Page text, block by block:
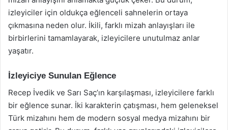
izleyiciler için oldukça eğlenceli sahnelerin ortaya
çıkmasına neden olur. İkili, farklı mizah anlayışları ile
birbirlerini tamamlayarak, izleyicilere unutulmaz anlar
yaşatır.
İzleyiciye Sunulan Eğlence
Recep İvedik ve Sarı Saç’ın karşılaşması, izleyicilere farklı
bir eğlence sunar. İki karakterin çatışması, hem geleneksel
Türk mizahını hem de modern sosyal medya mizahını bir